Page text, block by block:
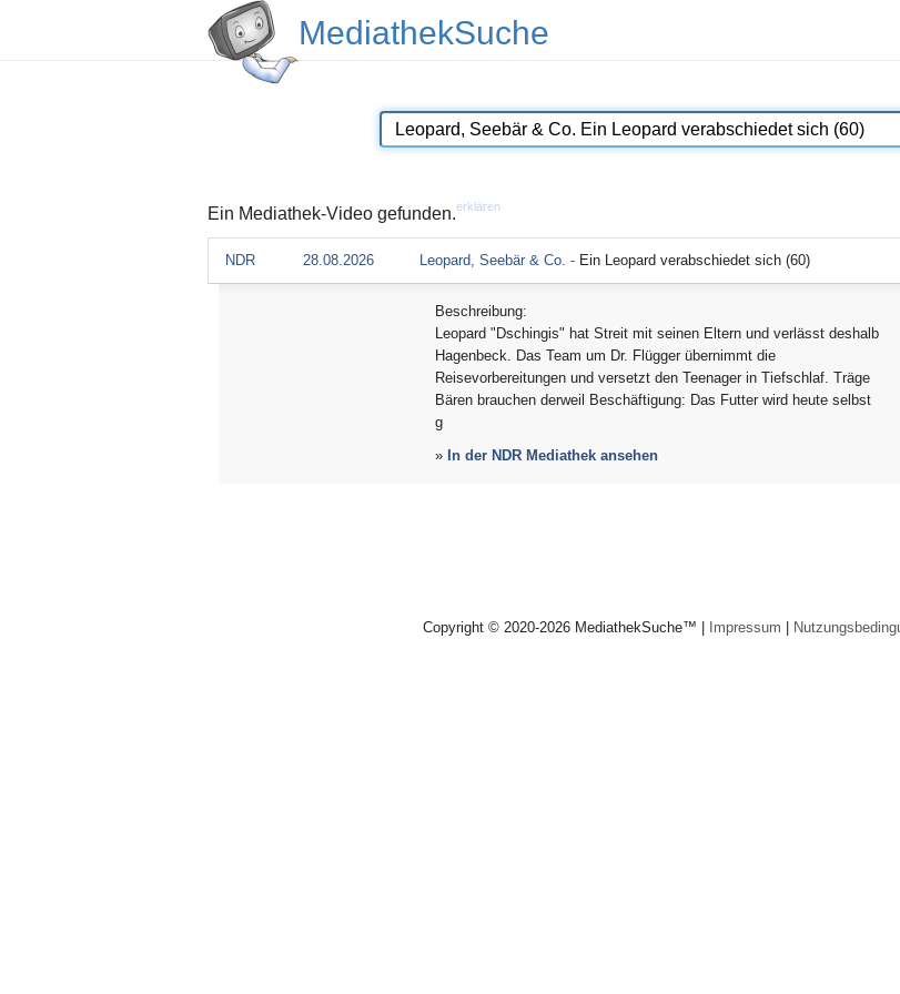
MediathekSuche
Ein Mediathek-Video gefunden.erklären
NDR 28.08.2026 Leopard, Seebär & Co. - Ein Leopard verabschiedet sich (60)
Beschreibung:
Leopard "Dschingis" hat Streit mit seinen Eltern und verlässt deshalb
Hagenbeck. Das Team um Dr. Flügger übernimmt die
Reisevorbereitungen und versetzt den Teenager in Tiefschlaf. Träge
Bären brauchen derweil Beschäftigung: Das Futter wird heute selbst
g
» In der NDR Mediathek ansehen
Copyright © 2020-2026 MediathekSuche™ | Impressum |